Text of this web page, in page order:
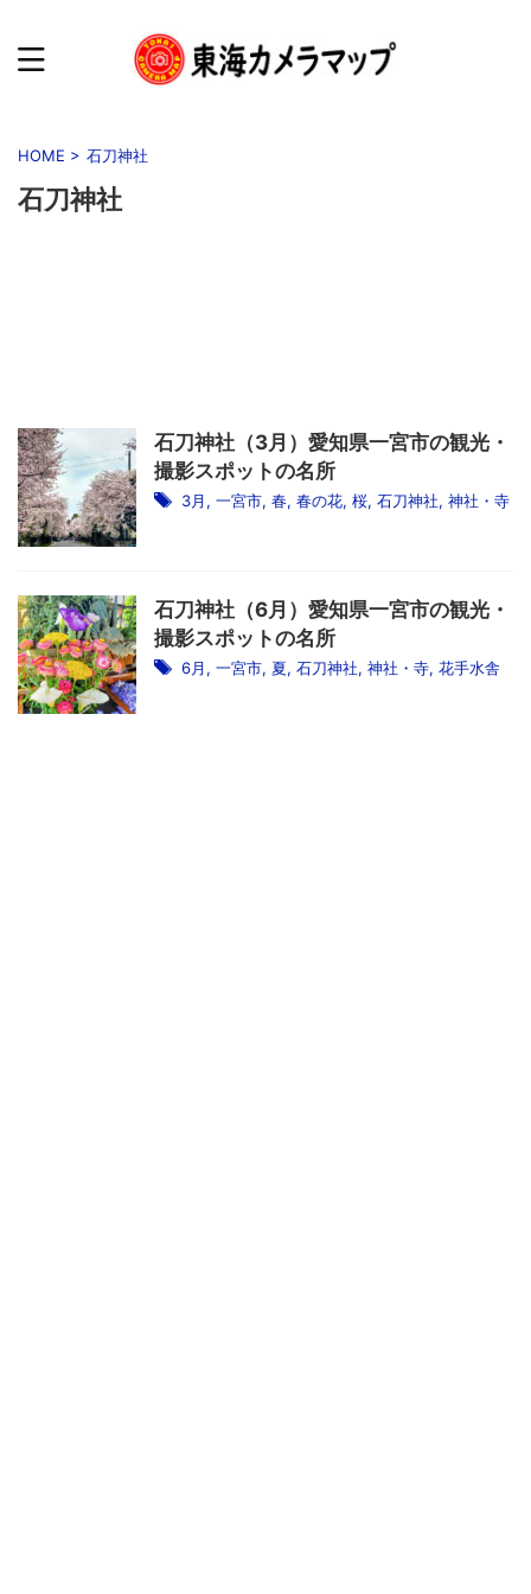
HOME > 石刀神社
石刀神社
石刀神社（3月）愛知県一宮市の観光・
撮影スポットの名所
3月, 一宮市, 春, 春の花, 桜, 石刀神社, 神社・寺
石刀神社（6月）愛知県一宮市の観光・
撮影スポットの名所
6月, 一宮市, 夏, 石刀神社, 神社・寺, 花手水舎